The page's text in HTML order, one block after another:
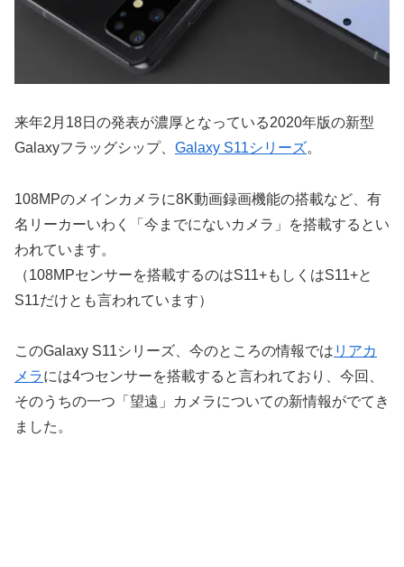
来年2月18日の発表が濃厚となっている2020年版の新型
Galaxyフラッグシップ、 Galaxy S11シリーズ。
108MPのメインカメラに8K動画録画機能の搭載など、有
名リーカーいわく「今までにないカメラ」を搭載するとい
われています。
（108MPセンサーを搭載するのはS11+もしくはS11+と
S11だけとも言われています）
このGalaxy S11シリーズ、今のところの情報では リアカ
メラには4つセンサーを搭載すると言われており、今回、
そのうちの一つ「望遠」カメラについての新情報がでてき
ました。